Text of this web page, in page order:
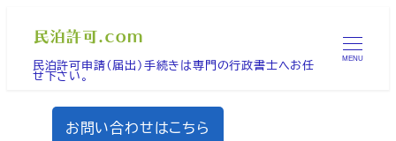
民泊許可申請（届出）手続きは専門の行政書士へお任
せ下さい。
MENU
お問い合わせはこちら